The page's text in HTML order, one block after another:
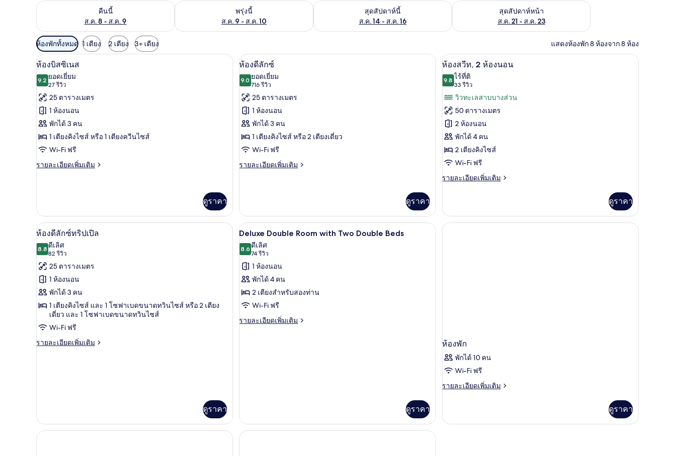
คืนนี้
ส.ค. 8 - ส.ค. 9
ตรวจสอบจำนวนห้องพักว่างในคืนนี้ ส.ค. 8 - ส.ค. 9
พรุ่งนี้
ส.ค. 9 - ส.ค. 10
ตรวจสอบจำนวนห้องพักว่างในพรุ่งนี้ ส.ค. 9 - ส.ค. 10
สุดสัปดาห์นี้
ส.ค. 14 - ส.ค. 16
ตรวจสอบจำนวนห้องพักว่างในสุดสัปดาห์นี้ ส.ค. 14 - ส.ค. 16สุดสัปดาห์หน้า
ส.ค. 21 - ส.ค. 23
ตรวจสอบจำนวนห้องพักว่างในสุดสัปดาห์หน้า ส.ค. 21 - ส.ค. 23
ตัว
กรอง
ที่
มี
ให้
สำหรับ
ห้อง
พัก
ห้องพักทั้งหมด 1 เตียง 2 เตียง 3+ เตียง แสดงห้องพัก 8 ห้องจาก 8 ห้อง
เปิด
ภาพถ่าย
ทั้งหมด
ของ
ห้อ
งบิส
ซิ
เนส
ห้องบิสซิเนส | เครื่องนอนระดับพรีเมียม, ตู้นิรภัยในห้องพัก, โต๊ะทำงาน, ผ้าม่านกันแสง
4
ห้องบิสซิเนส
9.29.2 จาก 10
ยอดเยี่ยม
27 รีวิว
(27
รีวิว)
25 ตารางเมตร
1 ห้องนอน
พักได้ 3 คน
1 เตียงคิงไซส์ หรือ 1 เตียงควีนไซส์
Wi-Fi ฟรี
รายละเอียดเพิ่มเติม
ราย
กับ
ห้อ
งบิส
ซิ
เนส
ดูราคา
เปิด
ภาพถ่าย
ทั้งหมด
ของ
ห้อง
ดี
ลัก
ซ์
ห้องดีลักซ์ | เครื่องนอนระดับพรีเมียม, ตู้นิรภัยในห้องพัก, โต๊ะทำงาน, ผ้าม่านกันแสง
5
ห้องดีลักซ์
9.09.0 จาก 10
ยอดเยี่ยม
716 รีวิว
(716
รีวิว)
25 ตารางเมตร
1 ห้องนอน
พักได้ 3 คน
1 เตียงคิงไซส์ หรือ 2 เตียงเดี่ยว
Wi-Fi ฟรี
รายละเอียดเพิ่มเติม
ราย
กับ
ห้อง
ดี
ลัก
ซ์
ดูราคา
เปิด
ภาพถ่าย
ทั้งหมด
ของ
ห้อง
สวีท,
2
ห้อง
นอน
ห้องสวีท, 2 ห้องนอน | เครื่องนอนระดับพรีเมี
6
ห้องสวีท, 2 ห้องนอน
9.89.8 จาก 10
ไร้ที่ติ
33 รีวิว
(33
รีวิว)
วิวทะเลสาบบางส่วน
50 ตารางเมตร
2 ห้องนอน
พักได้ 4 คน
2 เตียงคิงไซส์
Wi-Fi ฟรี
รายละเอียดเพิ่มเติม
ราย
เกี่ยว
กับ
ห้อง
ดูราคา
เปิด
ภาพถ่าย
ทั้งหมด
ของ
ห้อง
ดี
ซ์
ทริปเปิล
ห้องดีลักซ์ทริปเปิล | เครื่องนอนระดับพรีเมียม, ตู้นิรภัยในห้องพัก, โต๊ะทำงาน, ผ้าม่านกันแสง
3
ห้องดีลักซ์ทริปเปิล
8.88.8 จาก 10
ดีเลิศ
82 รีวิว
(82
รีวิว)
25 ตารางเมตร
1 ห้องนอน
พักได้ 3 คน
1 เตียงคิงไซส์ และ 1 โซฟาเบดขนาดทวินไซส์ หรือ 2 เตียง
เดี่ยว และ 1 โซฟาเบดขนาดทวินไซส์
Wi-Fi ฟรี
รายละเอียดเพิ่มเติม
ราย
ซ์
ทริปเปิล
ดูราคา
เปิด
ภาพถ่าย
ทั้งหมด
ของ
Deluxe
Double
Room
with
Deluxe Double Room with Two Double Beds | เครื่องนอนระดับพรีเมียม, ตู้นิรภัยในห้องพัก, โต๊ะทำงาน, ผ้าม่านกันแสง
3
Deluxe Double Room with Two Double Beds
8.68.6 จาก 10
ดีเลิศ
74 รีวิว
(74
รีวิว)
1 ห้องนอน
พักได้ 4 คน
2 เตียงสำหรับสองท่าน
Wi-Fi ฟรี
รายละเอียดเพิ่มเติม
ราย
Double
Beds
ดูราคา
ห้องพัก
พักได้ 10 คน
Wi-Fi ฟรี
รายละเอียดเพิ่มเติม
ราย
เกี่ยว
ดูราคา